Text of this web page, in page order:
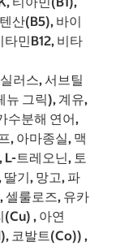
산(B5), 바이
민B12, 비타
러스, 서브틸
뉴 그릭), 계유,
수분해 연어,
, 아마종실, 맥
L-트레오닌, 토
기, 망고, 파
셀룰로즈, 유카
, 아연
코발트(Co)) ,